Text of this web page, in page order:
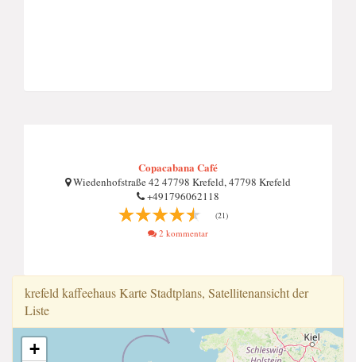
Copacabana Café
Wiedenhofstraße 42 47798 Krefeld, 47798 Krefeld
+491796062118
(21)
2 kommentar
krefeld kaffeehaus Karte Stadtplans, Satellitenansicht der
Liste
+